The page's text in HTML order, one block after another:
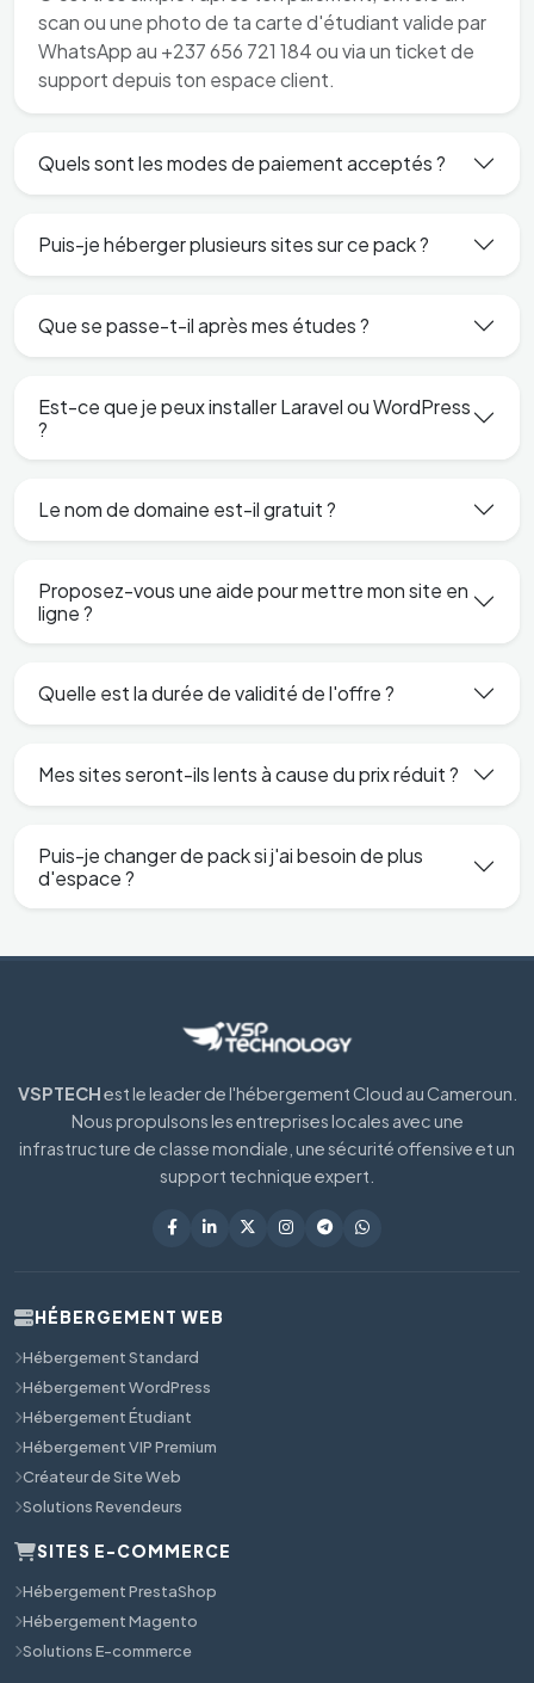
scan ou une photo de ta carte d'étudiant valide par
WhatsApp au +237 656 721 184 ou via un ticket de
support depuis ton espace client.
Quels sont les modes de paiement acceptés ?
Puis-je héberger plusieurs sites sur ce pack ?
Que se passe-t-il après mes études ?
Est-ce que je peux installer Laravel ou WordPress
?
Le nom de domaine est-il gratuit ?
Proposez-vous une aide pour mettre mon site en
ligne ?
Quelle est la durée de validité de l'offre ?
Mes sites seront-ils lents à cause du prix réduit ?
Puis-je changer de pack si j'ai besoin de plus
d'espace ?
VSPTECHest le leader de l'hébergement Cloud au Cameroun.
Nous propulsons les entreprises locales avec une
infrastructure de classe mondiale, une sécurité offensive et un
support technique expert.
HÉBERGEMENT WEB
Hébergement Standard
Hébergement WordPress
Hébergement Étudiant
Hébergement VIP Premium
Créateur de Site Web
Solutions Revendeurs
SITES E-COMMERCE
Hébergement PrestaShop
Hébergement Magento
Solutions E-commerce